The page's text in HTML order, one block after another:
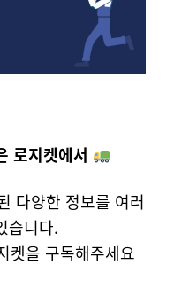
로지켓에서
다양한 정보를 여러
습니다.
켓을 구독해주세요